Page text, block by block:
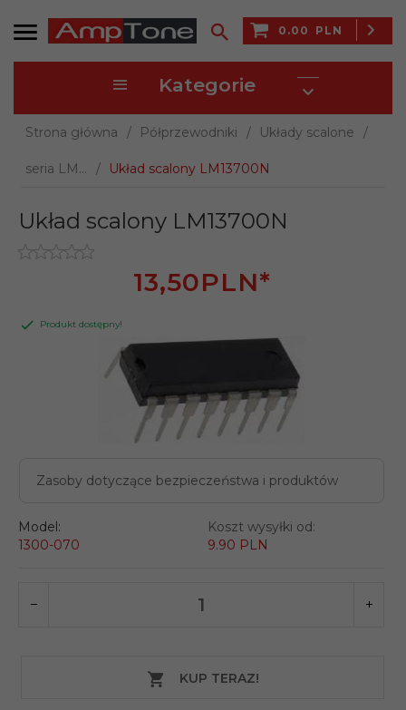
0.00 PLN
Kategorie
Strona główna Półprzewodniki Układy scalone
seria LM... Układ scalony LM13700N
Zasoby dotyczące bezpieczeństwa i produktów
Układ scalony LM13700N
13,50PLN*
Produkt dostępny!
Model:
1300-070
Koszt wysyłki od:
9.90 PLN
KUP TERAZ!